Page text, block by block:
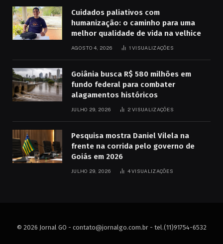
Cuidados paliativos com
humanização: o caminho para uma
melhor qualidade de vida na velhice
AGOSTO 4, 2026 1VISUALIZAÇÕES
Goiânia busca R$ 580 milhões em
fundo federal para combater
alagamentos históricos
JULHO 29, 2026 2VISUALIZAÇÕES
Pesquisa mostra Daniel Vilela na
frente na corrida pelo governo de
Goiás em 2026
JULHO 29, 2026 4VISUALIZAÇÕES
© 2026 Jornal GO - contato@jornalgo.com.br- tel.(11)91754-6532